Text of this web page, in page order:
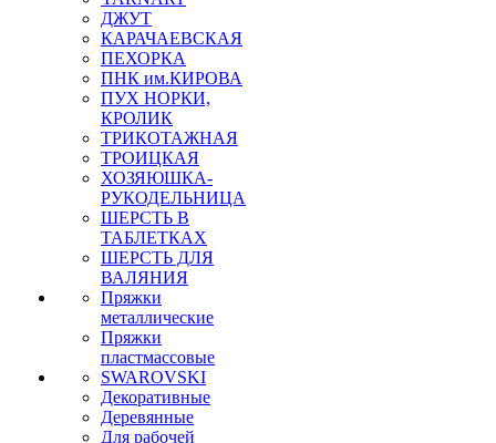
ДЖУТ
КАРАЧАЕВСКАЯ
ПЕХОРКА
ПНК им.КИРОВА
ПУХ НОРКИ,
КРОЛИК
ТРИКОТАЖНАЯ
ТРОИЦКАЯ
ХОЗЯЮШКА-
РУКОДЕЛЬНИЦА
ШЕРСТЬ В
ТАБЛЕТКАХ
ШЕРСТЬ ДЛЯ
ВАЛЯНИЯ
Пряжки
металлические
Пряжки
пластмассовые
SWAROVSKI
Декоративные
Деревянные
Для рабочей